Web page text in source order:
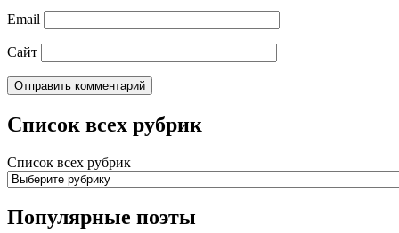
Email
Сайт
Список всех рубрик
Список всех рубрик
Популярные поэты